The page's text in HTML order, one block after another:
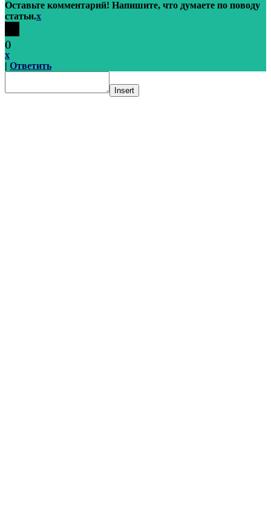
Оставьте комментарий! Напишите, что думаете по поводу
статьи.x
()
x
| Ответить
Insert